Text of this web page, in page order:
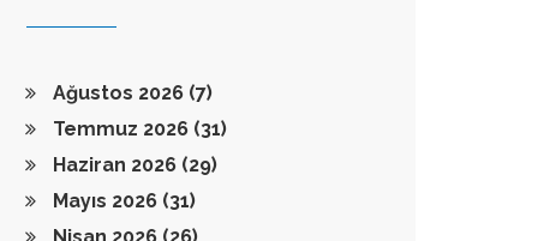
Ağustos 2026 (7)
Temmuz 2026 (31)
Haziran 2026 (29)
Mayıs 2026 (31)